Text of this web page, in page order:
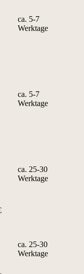
ca. 5-7
Werktage
ca. 5-7
Werktage
ca. 25-30
Werktage
ca. 25-30
Werktage